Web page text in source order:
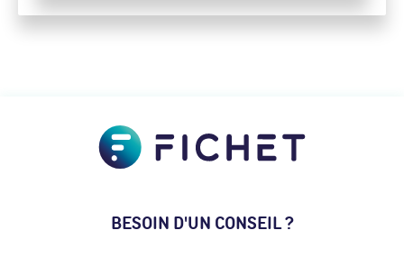
BESOIN D'UN CONSEIL ?